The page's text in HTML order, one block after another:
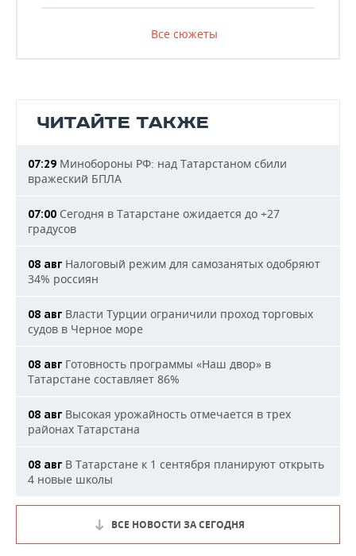
Все сюжеты
ЧИТАЙТЕ ТАКЖЕ
07:29 Минобороны РФ: над Татарстаном сбили
вражеский БПЛА
07:00 Сегодня в Татарстане ожидается до +27
градусов
08 авг Налоговый режим для самозанятых одобряют
34% россиян
08 авг Власти Турции ограничили проход торговых
судов в Черное море
08 авг Готовность программы «Наш двор» в
Татарстане составляет 86%
08 авг Высокая урожайность отмечается в трех
районах Татарстана
08 авг В Татарстане к 1 сентября планируют открыть
4 новые школы
ВСЕ НОВОСТИ ЗА СЕГОДНЯ